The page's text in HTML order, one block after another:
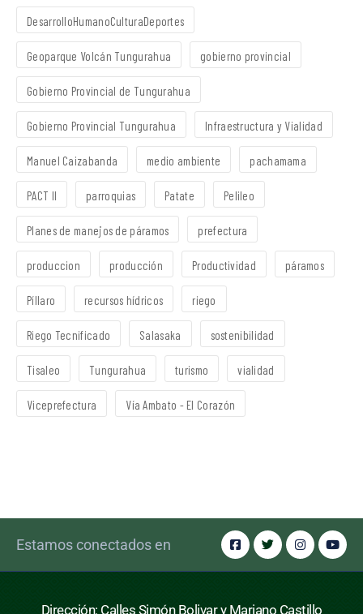
DesarrolloHumanoCulturaDeportes
Geoparque Volcán Tungurahua gobierno provincial
Gobierno Provincial de Tungurahua
Gobierno Provincial Tungurahua Infraestructura y Vialidad
Manuel Caizabanda medio ambiente pachamama
PACT II parroquias Patate Pelileo
Planes de manejos de páramos prefectura
produccion producción Productividad páramos
Píllaro recursos hídricos riego
Riego Tecnificado Salasaka sostenibilidad
Tisaleo Tungurahua turismo vialidad
Viceprefectura Vía Ambato - El Corazón
Estamos conectados en
Dirección: Calles Simón Bolivar y Mariano Castillo